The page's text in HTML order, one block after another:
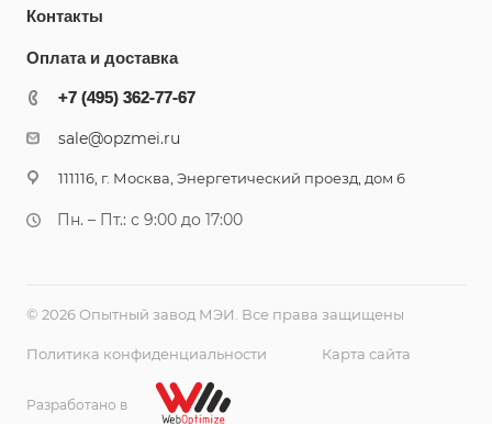
Контакты
Оплата и доставка
+7 (495) 362-77-67
+7 (495) 362-77-67
sale@opzmei.ru
111116, г. Москва, Энергетический проезд, дом 6
Пн. – Пт.: с 9:00 до 17:00
© 2026 Опытный завод МЭИ. Все права защищены
Политика конфиденциальности Карта сайта
Разработано в